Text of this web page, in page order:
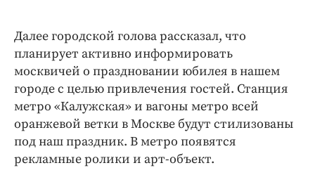
Далее городской голова рассказал, что
планирует активно информировать
москвичей о праздновании юбилея в нашем
городе с целью привлечения гостей. Станция
метро «Калужская» и вагоны метро всей
оранжевой ветки в Москве будут стилизованы
под наш праздник. В метро появятся
рекламные ролики и арт-объект.